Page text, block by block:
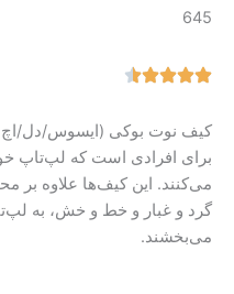
645
کیف نوت بوکی (ایسوس/دل/
برای افرادی است که لپ‌تاپ
می‌کنند. این کیف‌ها علاوه بر
گرد و غبار و خط و خش، به
می‌بخشند.